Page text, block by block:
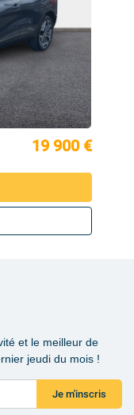
19 900 €
et le meilleur de
jeudi du mois !
Je m'inscris